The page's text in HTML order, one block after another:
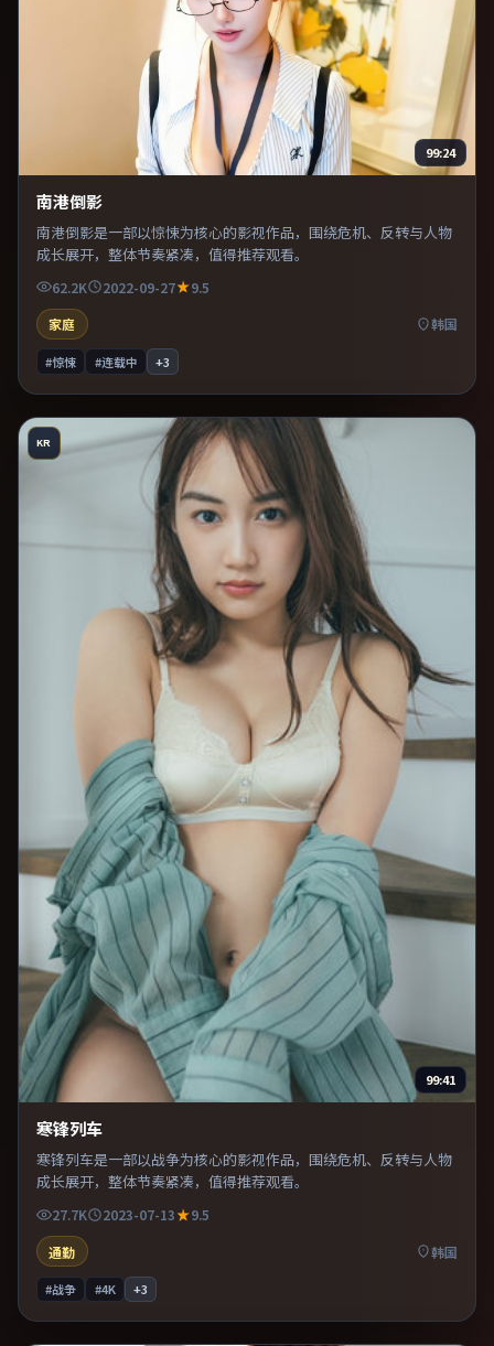
99:24
南港倒影
南港倒影是一部以惊悚为核心的影视作品，围绕危机、反转与人物
成长展开，整体节奏紧凑，值得推荐观看。
62.2K 2022-09-27
9.5
家庭
韩国
#惊悚 #连载中 +3
KR
99:41
寒锋列车
寒锋列车是一部以战争为核心的影视作品，围绕危机、反转与人物
成长展开，整体节奏紧凑，值得推荐观看。
27.7K 2023-07-13
9.5
通勤
韩国
#战争 #4K +3